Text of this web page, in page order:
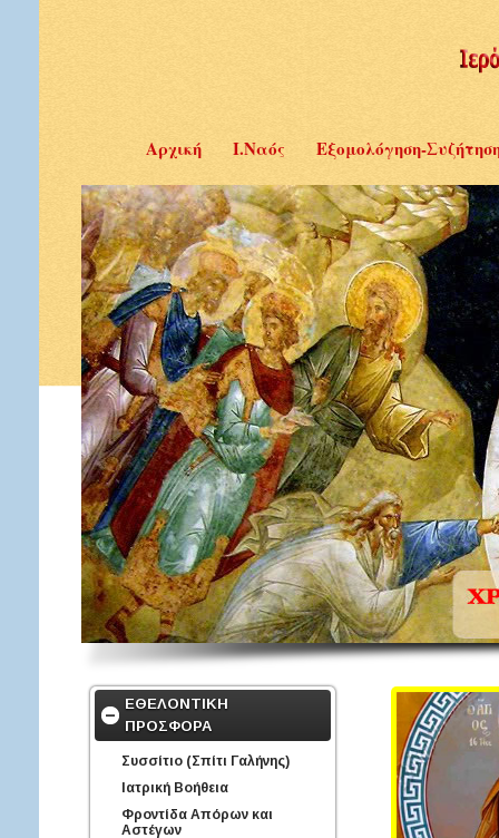
Αρχική Ι.Ναός Εξομολόγηση-
ΕΘΕΛΟΝΤΙΚΗ
ΠΡΟΣΦΟΡΑ
Συσσίτιο (Σπίτι Γαλήνης)
Ιατρική Βοήθεια
Φροντίδα Απόρων και
Αστέγων